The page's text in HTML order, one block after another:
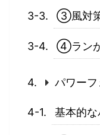
③風対
④ランが
パワー
基本的